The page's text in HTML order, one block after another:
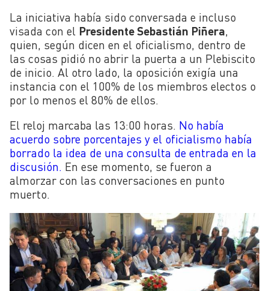
La iniciativa había sido conversada e incluso
visada con el Presidente Sebastián Piñera,
quien, según dicen en el oficialismo, dentro de
las cosas pidió no abrir la puerta a un Plebiscito
de inicio. Al otro lado, la oposición exigía una
instancia con el 100% de los miembros electos o
por lo menos el 80% de ellos.
El reloj marcaba las 13:00 horas. No había
acuerdo sobre porcentajes y el oficialismo había
borrado la idea de una consulta de entrada en la
discusión. En ese momento, se fueron a
almorzar con las conversaciones en punto
muerto.